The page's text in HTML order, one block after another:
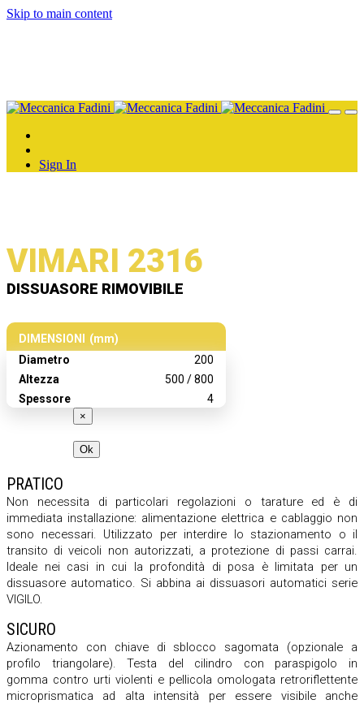
Skip to main content
Sign In
VIMARI 2316
DISSUASORE RIMOVIBILE
DIMENSIONI (mm)
Diametro
200
Altezza
500 /800
Spessore
4
×
Ok
PRATICO
Non necessita di particolari regolazioni o tarature ed è di
immediata installazione: alimentazione elettrica e cablaggio non
sono necessari. Utilizzato per interdire lo stazionamento o il
transito di veicoli non autorizzati, a protezione di passi carrai.
Ideale nei casi in cui la profondità di posa è limitata per un
dissuasore automatico. Si abbina ai dissuasori automatici serie
VIGILO.
SICURO
Azionamento con chiave di sblocco sagomata (opzionale a
profilo triangolare). Testa del cilindro con paraspigolo in
gomma contro urti violenti e pellicola omologata retroriflettente
microprismatica ad alta intensità per essere visibile anche